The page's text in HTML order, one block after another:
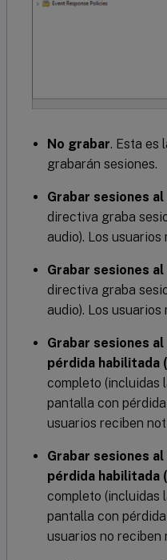
No grabar. Esta es
grabarán sesiones.
Grabar sesiones
directiva graba
audio). Los
Grabar sesiones
directiva graba
audio). Los
Grabar sesiones
pérdida habilitada
completo (incluidas
pantalla con
usuarios reciben
Grabar sesiones
pérdida habilitada
completo (incluidas
pantalla con
usuarios no reciben